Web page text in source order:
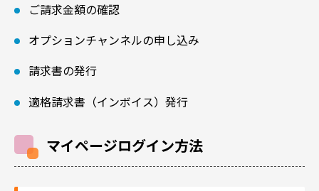
ご請求金額の確認
オプションチャンネルの申し込み
請求書の発行
適格請求書（インボイス）発行
マイページログイン方法